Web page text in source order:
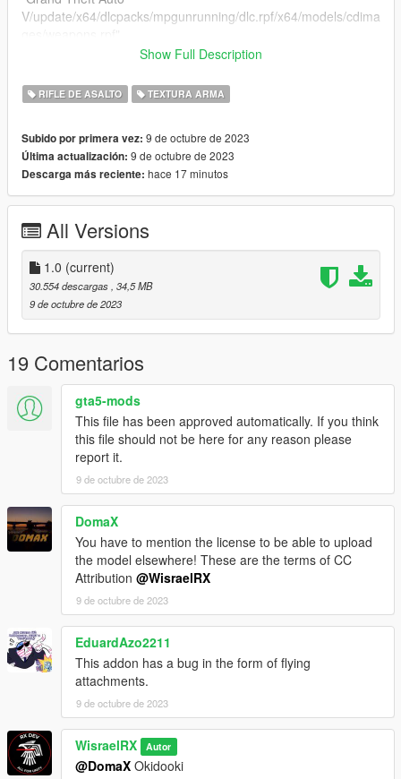
V/update/x64/dlcpacks/mpgunrunning/dlc.rpf/x64/models/cdima
[Link to the original model](https://sketchfab.com/3d-models/ar-
15-8e5b6ceb410540559b11a95008044a15)
CC Attribution
[ES]
diseno como una variante del fusil de asalto AR-15, el cual a
su vez es una version mas compacta del AR-10. En 1959,
ArmaLite vendio la patente y los derechos de produccion a
Colt's Manufacturing Company.
Informacion General:
- Tipo de Cargador: Predeterminado / Extendido
Ruta de Instalacion en el juego "Grand Theft Auto V":
"Grand Theft Auto
V/update/x64/dlcpacks/mpgunrunning/dlc.rpf/x64/models/cdima
ges/weapons.rpf"
Puedes encontrar el modelo original aqui:
[Enlace al modelo original](https://sketchfab.com/3d-models/ar-
15-8e5b6ceb410540559b11a95008044a15)
License:
CC Attribution
https://discord.gg/WTfSsCqZZb
Show Full Description
RIFLE DE ASALTO TEXTURA ARMA
Subido por primera vez: 9 de octubre de 2023
Última actualización: 9 de octubre de 2023
Descarga más reciente: hace 17 minutos
All Versions
1.0 (current)
30.554 descargas , 34,5 MB
9 de octubre de 2023
19 Comentarios
gta5-mods
This file has been approved automatically. If you think
this file should not be here for any reason please
report it.
9 de octubre de 2023
DomaX
You have to mention the license to be able to upload
the model elsewhere! These are the terms of CC
Attribution @WisraelRX
9 de octubre de 2023
EduardAzo2211
This addon has a bug in the form of flying
attachments.
9 de octubre de 2023
WisraelRX Autor
@DomaX Okidooki